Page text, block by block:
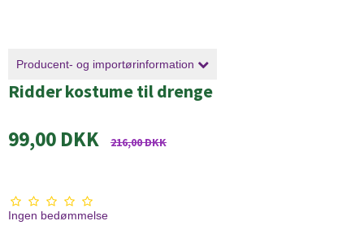
Producent- og importørinformation
Ridder kostume til drenge
99,00 DKK 216,00 DKK
Ingen bedømmelse